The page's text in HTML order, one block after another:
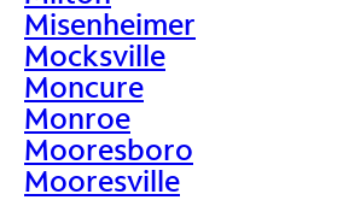
Misenheimer
Mocksville
Moncure
Monroe
Mooresboro
Mooresville